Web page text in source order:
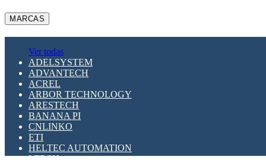
MARCAS
Ver todas
ADELSYSTEM
ADVANTECH
ACREL
ARBOR TECHNOLOGY
ARESTECH
BANANA PI
CNLINKO
ETI
HELTEC AUTOMATION
LTECH